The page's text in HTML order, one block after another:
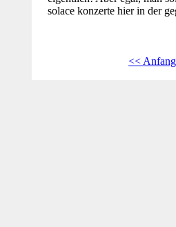
solace konzerte hier in der
<< Anfang